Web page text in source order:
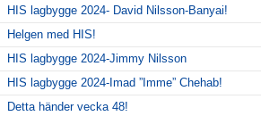
HIS lagbygge 2024- David Nilsson-Banyai!
Helgen med HIS!
HIS lagbygge 2024-Jimmy Nilsson
HIS lagbygge 2024-Imad ”Imme” Chehab!
Detta händer vecka 48!